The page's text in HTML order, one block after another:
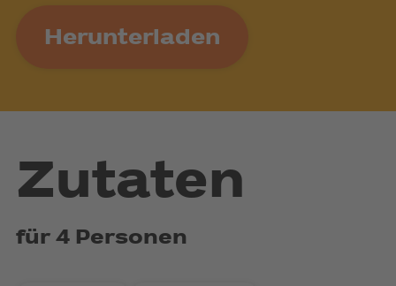
Herunterladen
Zutaten
für 4 Personen